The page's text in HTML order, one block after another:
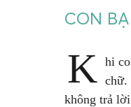
CON
K hi
chữ.
không trả